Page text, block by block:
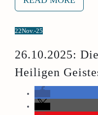
22Nov.-25
26.10.2025:
Heiligen